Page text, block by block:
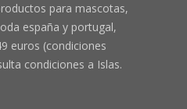
para mascotas,
españa y portugal,
euros (condiciones
condiciones a Islas.